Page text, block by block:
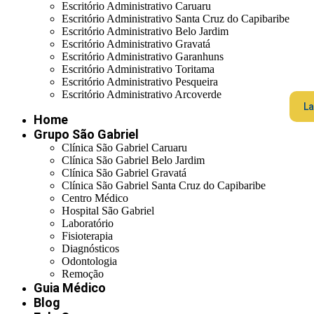
Escritório Administrativo Caruaru
Escritório Administrativo Santa Cruz do Capibaribe
Escritório Administrativo Belo Jardim
Escritório Administrativo Gravatá
Escritório Administrativo Garanhuns
Escritório Administrativo Toritama
Escritório Administrativo Pesqueira
Escritório Administrativo Arcoverde
Home
Grupo São Gabriel
Clínica São Gabriel Caruaru
Clínica São Gabriel Belo Jardim
Clínica São Gabriel Gravatá
Clínica São Gabriel Santa Cruz do Capibaribe
Centro Médico
Hospital São Gabriel
Laboratório
Fisioterapia
Diagnósticos
Odontologia
Remoção
Guia Médico
Blog